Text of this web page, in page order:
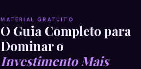
MATERIAL GRATUITO
O Guia Completo para
Dominar o
Investimento Mais